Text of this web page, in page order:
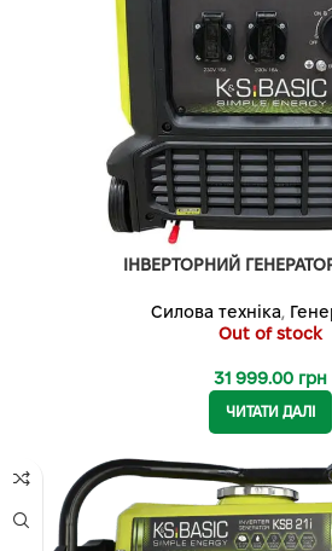
ІНВЕРТОРНИЙ
Силова техніка,
Out of stock
31 999.00 грн
ЧИТАТИ ДАЛІ